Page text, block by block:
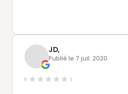
JD,
Publié le 7 juil. 2020